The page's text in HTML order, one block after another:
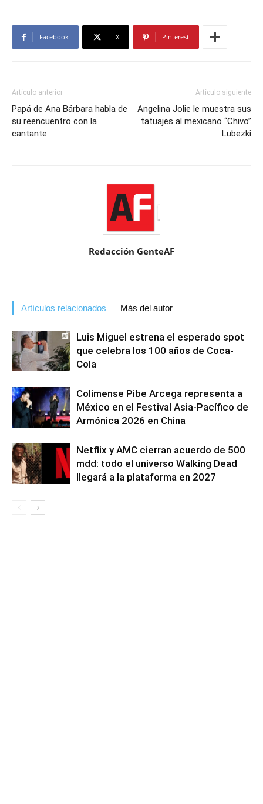
Facebook X Pinterest
Artículo anterior
Papá de Ana Bárbara habla de
su reencuentro con la
cantante
Artículo siguiente
Angelina Jolie le muestra sus
tatuajes al mexicano “Chivo”
Lubezki
Redacción GenteAF
Artículos relacionados Más del autor
Luis Miguel estrena el esperado spot
que celebra los 100 años de Coca-
Cola
Colimense Pibe Arcega representa a
México en el Festival Asia-Pacífico de
Armónica 2026 en China
Netflix y AMC cierran acuerdo de 500
mdd: todo el universo Walking Dead
llegará a la plataforma en 2027